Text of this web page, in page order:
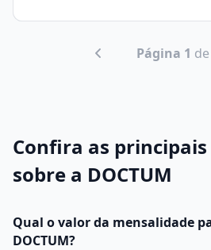
Página 1
Confira as
sobre a DOCTUM
Qual o valor da mensalidade
DOCTUM?